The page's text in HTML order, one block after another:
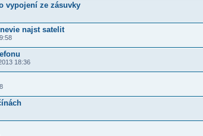
vypojení ze zásuvky
nevie najst satelit
18:36